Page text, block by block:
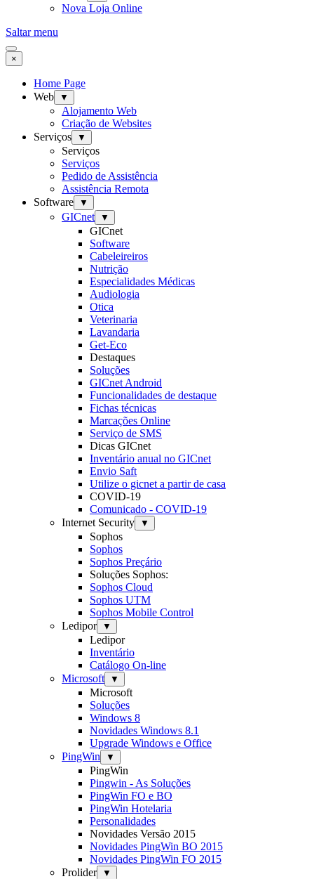
Nova Loja Online
Saltar menu
×
Home Page
Web
▼
Alojamento Web
Criação de Websites
Serviços
▼
Serviços
Serviços
Pedido de Assistência
Assistência Remota
Software
▼
GICnet ▼
GICnet
Software
Cabeleireiros
Nutrição
Especialidades Médicas
Audiologia
Otica
Veterinaria
Lavandaria
Get-Eco
Destaques
Soluções
GICnet Android
Funcionalidades de destaque
Fichas técnicas
Marcações Online
Serviço de SMS
Dicas GICnet
Inventário anual no GICnet
Envio Saft
Utilize o gicnet a partir de casa
COVID-19
Comunicado - COVID-19
Internet Security
▼
Sophos
Sophos
Sophos Preçário
Soluções Sophos:
Sophos Cloud
Sophos UTM
Sophos Mobile Control
Ledipor
▼
Ledipor
Inventário
Catálogo On-line
Microsoft
▼
Microsoft
Soluções
Windows 8
Novidades Windows 8.1
Upgrade Windows e Office
PingWin
▼
PingWin
Pingwin - As Soluções
PingWin FO e BO
PingWin Hotelaria
Personalidades
Novidades Versão 2015
Novidades PingWin BO 2015
Novidades PingWin FO 2015
Prolider
▼